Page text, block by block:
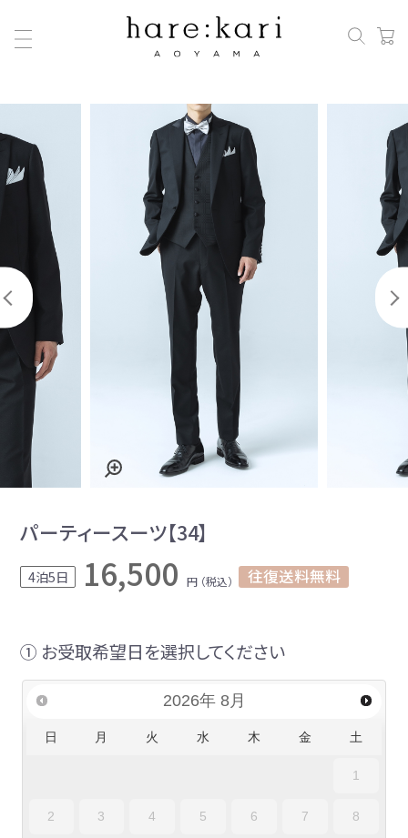
パーティースーツ【34】
4泊5日 16,500 円 （税込） 往復送料無料
① お受取希望日を選択してください
2026年 8月
日 月 火 水 木 金 土
1
2 3 4 5 6 7 8